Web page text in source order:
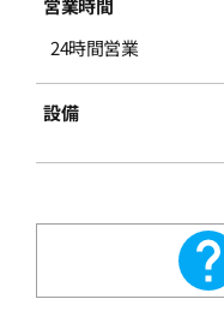
営業時間
24時間営業
設備